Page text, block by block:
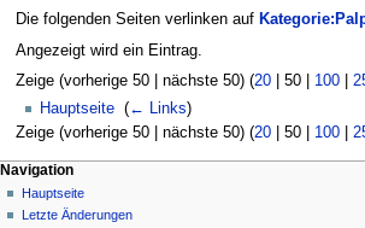
Die folgenden Seiten verlinken auf
Angezeigt wird ein Eintrag.
Zeige (vorherige 50| nächste 50) (20| 50| 100|
Hauptseite (← Links)
Zeige (vorherige 50| nächste 50) (20| 50| 100|
Navigation
Hauptseite
Letzte Änderungen